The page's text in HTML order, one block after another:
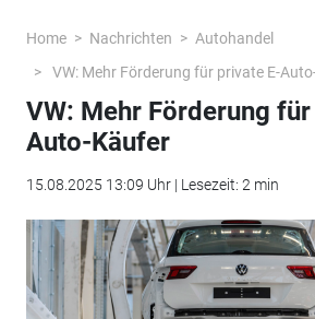
Home Nachrichten
Autohandel
VW: Mehr Förderung für private E-
VW: Mehr Förderung
Auto-Käufer
15.08.2025 13:09 Uhr | Lesezeit: 2 min